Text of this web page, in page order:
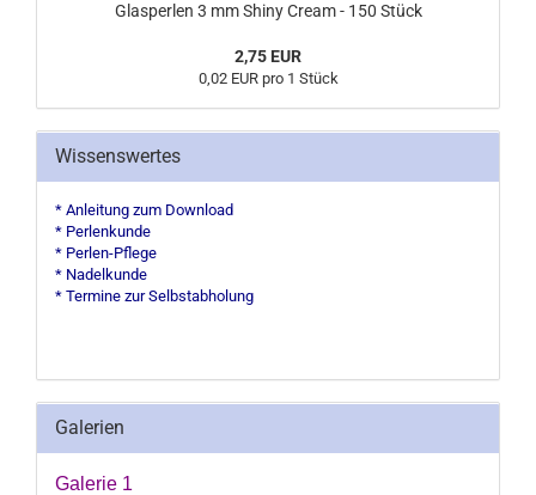
Glasperlen 3 mm Shiny Cream - 150 Stück
2,75 EUR
0,02 EUR pro 1 Stück
Wissenswertes
* Anleitung zum Download
* Perlenkunde
* Perlen-Pflege
* Nadelkunde
* Termine zur Selbstabholung
Galerien
Galerie 1